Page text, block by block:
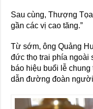
Sau cùng, Thượng
gần các vị cao tăng.”
Từ sớm, ông Quảng
đức thọ trai phía ngoài
báo hiệu buổi lễ
dẫn đường đoàn